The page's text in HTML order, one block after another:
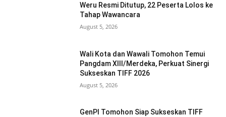
Weru Resmi Ditutup, 22 Peserta Lolos ke
Tahap Wawancara
August 5, 2026
Wali Kota dan Wawali Tomohon Temui
Pangdam XIII/Merdeka, Perkuat Sinergi
Sukseskan TIFF 2026
August 5, 2026
GenPI Tomohon Siap Sukseskan TIFF